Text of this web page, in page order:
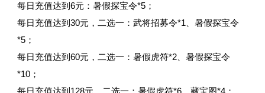
每日充值达到6元：暑假探宝令*5；
每日充值达到30元，二选一：武将招募令*1、暑假探宝令
*5；
每日充值达到60元，二选一：暑假虎符*2、暑假探宝令
*10；